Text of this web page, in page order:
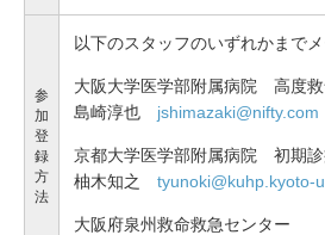
参
加
登
録
方
法
以下のスタッフのいずれかまでメ
大阪大学医学部附属病院 高度
島崎淳也 jshimazaki@nifty.com
京都大学医学部附属病院 初期
柚木知之 tyunoki@kuhp.kyoto-
大阪府泉州救命救急センター